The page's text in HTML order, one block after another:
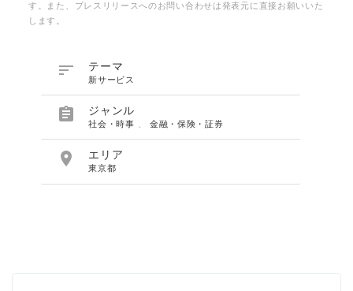
す。また、プレスリリースへのお問い合わせは発表元に直接お願いいた
します。
 テーマ
新サービス
 ジャンル
社会・時事 、 金融・保険・証券
 エリア
東京都